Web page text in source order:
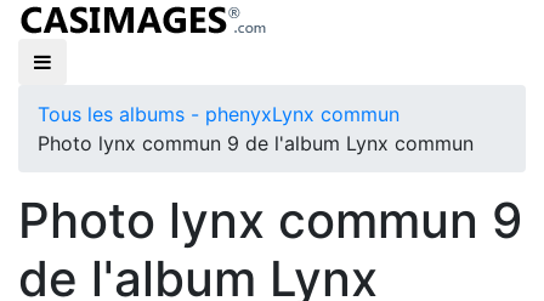
Tous les albums - phenyxLynx commun
Photo lynx commun 9 de l'album Lynx commun
Photo lynx commun 9
de l'album Lynx